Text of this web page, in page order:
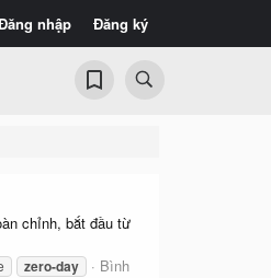
nhập Đăng ký
chỉnh, bắt đầu từ
zero-day
Bình